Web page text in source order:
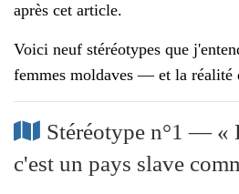
après cet article.
Voici neuf stéréotypes que
femmes moldaves — et la réalité
Stéréotype n°1 — «
c'est un pays slave